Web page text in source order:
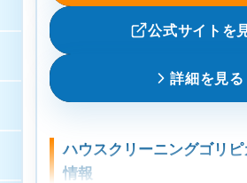
いう屋号には様々な想いが込め
所在地
〒321-0222 栃木県下都賀郡壬
3
10000円〜33000円
お掃除機能付きエアコン
公式サイトを
詳細を見る
ハウスクリーニングゴリ
情報